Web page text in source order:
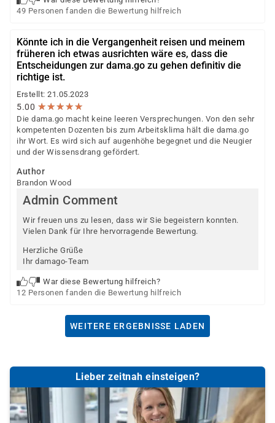
49 Personen fanden die Bewertung hilfreich
Könnte ich in die Vergangenheit reisen und meinem
früheren ich etwas ausrichten wäre es, dass die
Entscheidungen zur dama.go zu gehen definitiv die
richtige ist.
Erstellt: 21.05.2023
5.00 ★★★★★
★★★★★
Die dama.go macht keine leeren Versprechungen. Von den sehr
kompetenten Dozenten bis zum Arbeitsklima hält die dama.go
ihr Wort. Es wird sich auf augenhöhe begegnet und die Neugier
und der Wissensdrang gefördert.
Author
Brandon Wood
Admin Comment
Wir freuen uns zu lesen, dass wir Sie begeistern konnten.
Vielen Dank für Ihre hervorragende Bewertung.
Herzliche Grüße
Ihr damago-Team
War diese Bewertung hilfreich?
12 Personen fanden die Bewertung hilfreich
WEITERE ERGEBNISSE LADEN
Lieber zeitnah einsteigen?